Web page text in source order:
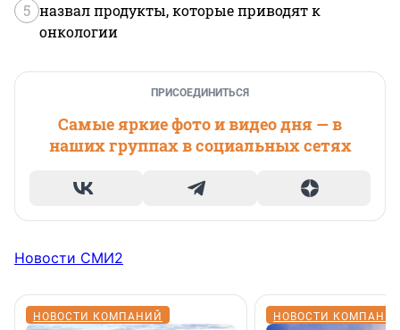
5 назвал продукты, которые приводят к
онкологии
ПРИСОЕДИНИТЬСЯ
Самые яркие фото и видео дня — в
наших группах в социальных сетях
Новости СМИ2
НОВОСТИ КОМПАНИЙ НОВОСТИ